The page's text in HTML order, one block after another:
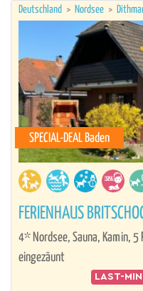
Deutschland > Nordsee >
SPECIAL-DEAL Baden
FERIENHAUS
4* Nordsee, Sauna, Kamin, 5
eingezäunt
LAST-